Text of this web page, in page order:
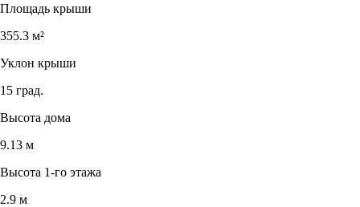
Площадь крыши
355.3 м²
Уклон крыши
15 град.
Высота дома
9.13 м
Высота 1-го этажа
2.9 м